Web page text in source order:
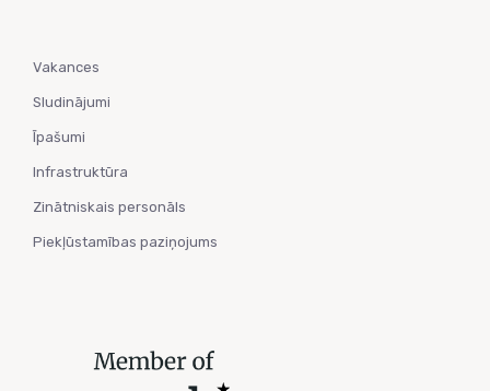
Vakances
Sludinājumi
Īpašumi
Infrastruktūra
Zinātniskais personāls
Piekļūstamības paziņojums